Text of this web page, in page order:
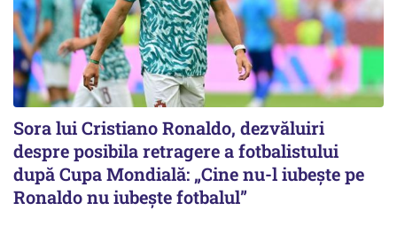
Sora lui Cristiano Ronaldo, dezvăluiri
despre posibila retragere a fotbalistului
după Cupa Mondială: „Cine nu-l iubește pe
Ronaldo nu iubește fotbalul”